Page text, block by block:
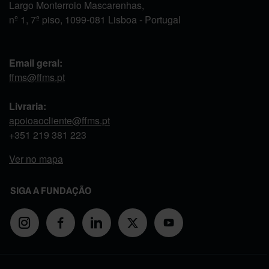
Largo Monterroio Mascarenhas,
nº 1, 7º piso, 1099-081 Lisboa - Portugal
Email geral:
ffms@ffms.pt
Livraria:
apoioaocliente@ffms.pt
+351 219 381 223
Ver no mapa
SIGA A FUNDAÇÃO